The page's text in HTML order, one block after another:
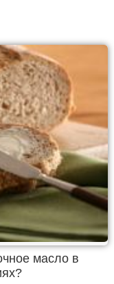
масло в